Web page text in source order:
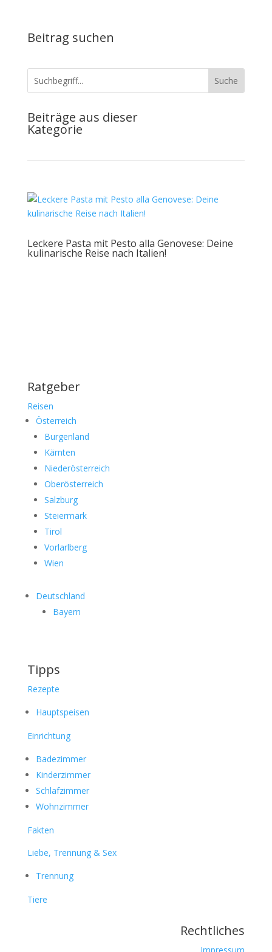
Beitrag suchen
Beiträge aus dieser
Kategorie
Leckere Pasta mit Pesto alla Genovese: Deine
kulinarische Reise nach Italien!
Ratgeber
Reisen
Österreich
Burgenland
Kärnten
Niederösterreich
Oberösterreich
Salzburg
Steiermark
Tirol
Vorlarlberg
Wien
Deutschland
Bayern
Tipps
Rezepte
Hauptspeisen
Einrichtung
Badezimmer
Kinderzimmer
Schlafzimmer
Wohnzimmer
Fakten
Liebe, Trennung & Sex
Trennung
Tiere
Rechtliches